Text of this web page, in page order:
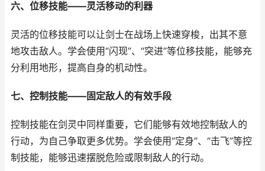
六、位移技能——灵活移动的利器
灵活的位移技能可以让剑士在战场上快速穿梭，出其不意
地攻击敌人。学会使用“闪现”、“突进”等位移技能，能够充
分利用地形，提高自身的机动性。
七、控制技能——固定敌人的有效手段
控制技能在剑灵中同样重要，它们能够有效地控制敌人的
行动，为自己争取更多优势。学会使用“定身”、“击飞”等控
制技能，能够迅速摆脱危险或限制敌人的行动。